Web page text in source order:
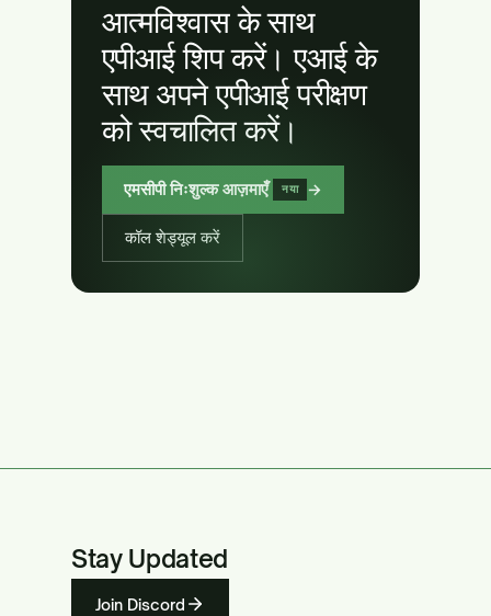
आत्मविश्वास के साथ
एपीआई शिप करें। एआई के
साथ अपने एपीआई परीक्षण
को स्वचालित करें।
एमसीपी निःशुल्क आज़माएँ नया →
कॉल शेड्यूल करें
Stay Updated
Join Discord